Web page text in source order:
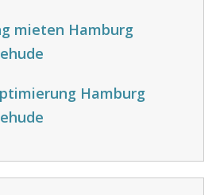
mieten Hamburg
Hamburg